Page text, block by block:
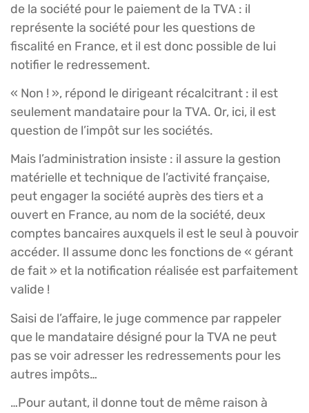
de la société pour le paiement de la TVA : il
représente la société pour les questions de
fiscalité en France, et il est donc possible de lui
notifier le redressement.
« Non ! », répond le dirigeant récalcitrant : il est
seulement mandataire pour la TVA. Or, ici, il est
question de l’impôt sur les sociétés.
Mais l’administration insiste : il assure la gestion
matérielle et technique de l’activité française,
peut engager la société auprès des tiers et a
ouvert en France, au nom de la société, deux
comptes bancaires auxquels il est le seul à pouvoir
accéder. Il assume donc les fonctions de « gérant
de fait » et la notification réalisée est parfaitement
valide !
Saisi de l’affaire, le juge commence par rappeler
que le mandataire désigné pour la TVA ne peut
pas se voir adresser les redressements pour les
autres impôts…
…Pour autant, il donne tout de même raison à